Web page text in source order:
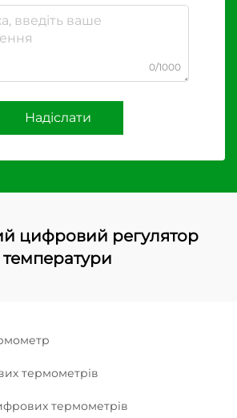
0/1000
Надіслати
цифровий регулятор
температури
термометрів
термометрів